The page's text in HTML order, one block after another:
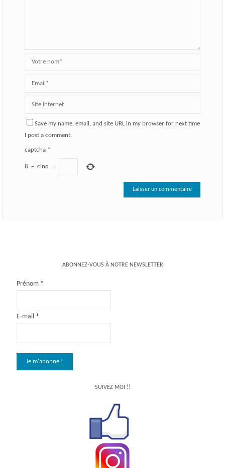
Save my name, email, and site URL in my browser for next time
I post a comment.
captcha*
8 − cinq =
ABONNEZ-VOUS À NOTRE NEWSLETTER
Prénom *
E-mail *
SUIVEZ MOI !!